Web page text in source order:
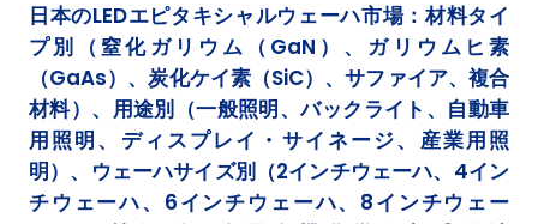
日本のLEDエピタキシャルウェーハ市場：材料タイ
プ別（窒化ガリウム（GaN）、ガリウムヒ素
（GaAs）、炭化ケイ素（SiC）、サファイア、複合
材料）、用途別（一般照明、バックライト、自動車
用照明、ディスプレイ・サイネージ、産業用照
明）、ウェーハサイズ別（2インチウェーハ、4イン
チウェーハ、6インチウェーハ、8インチウェー